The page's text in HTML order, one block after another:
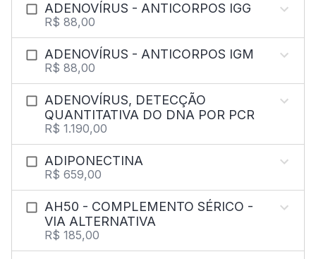
ADENOVÍRUS - ANTICORPOS IGG
R$ 88,00
ADENOVÍRUS - ANTICORPOS IGM
R$ 88,00
ADENOVÍRUS, DETECÇÃO
QUANTITATIVA DO DNA POR PCR
R$ 1.190,00
ADIPONECTINA
R$ 659,00
AH50 - COMPLEMENTO SÉRICO -
VIA ALTERNATIVA
R$ 185,00